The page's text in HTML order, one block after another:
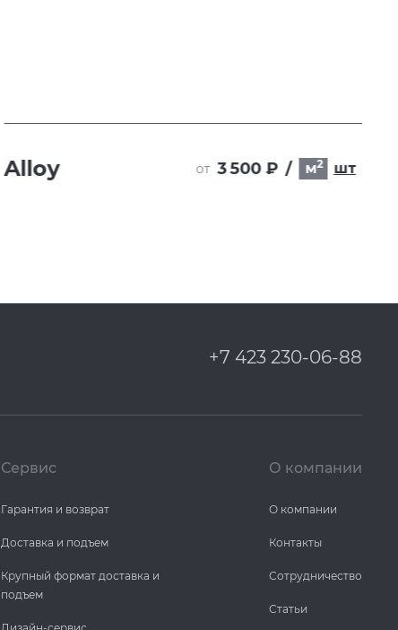
Alloy от 3 500 ₽ / м2 шт
+7 423 230-06-88
Сервис
Гарантия и возврат
Доставка и подъем
Крупный формат доставка и
подъем
О компании
О компании
Контакты
Сотрудничество
Статьи